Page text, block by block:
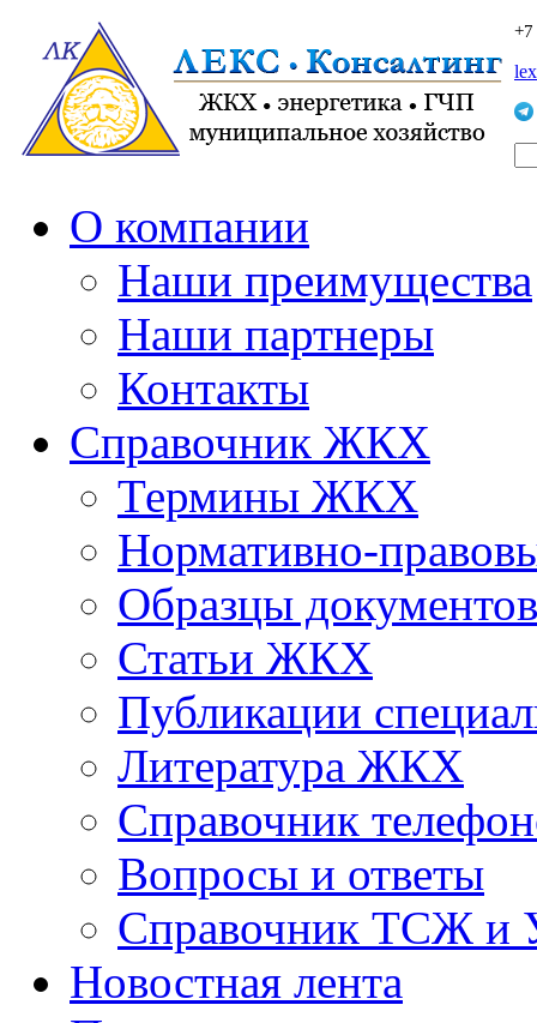
О компании
Наши преимущества
Наши партнеры
Контакты
Справочник ЖКХ
Термины ЖКХ
Нормативно-
Образцы документов
Статьи ЖКХ
Публикации
Литература ЖКХ
Справочник
Вопросы и ответы
Справочник ТСЖ и
Новостная лента